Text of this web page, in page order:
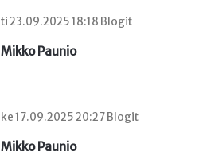
ti 23.09.2025 18:18 Blogit
Mikko Paunio
ke 17.09.2025 20:27 Blogit
Mikko Paunio